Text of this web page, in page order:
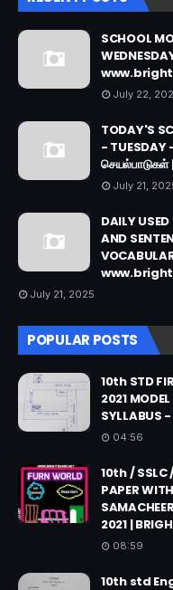
SCHOOL
July 22,
TODAY'S
- TUESDAY
July 21,
DAILY
AND
July 21, 2025
POPULAR POSTS
10th STD
2021
SYLLABUS
04:56
10th / SSLC
PAPER
2021 |
08:59
10th std